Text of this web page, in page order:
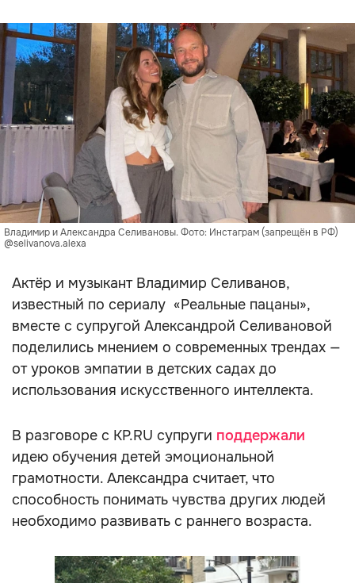
Владимир и Александра Селивановы. Фото: Инстаграм (запрещён в РФ)
@selivanova.alexa
Актёр и музыкант Владимир Селиванов,
известный по сериалу «Реальные пацаны»,
вместе с супругой Александрой Селивановой
поделились мнением о современных трендах —
от уроков эмпатии в детских садах до
использования искусственного интеллекта.
В разговоре с KP.RU супруги поддержали
идею обучения детей эмоциональной
грамотности. Александра считает, что
способность понимать чувства других людей
необходимо развивать с раннего возраста.